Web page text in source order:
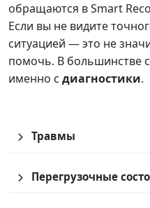
обращаются в Smart
Если вы не видите
ситуацией — это не
помочь. В большинстве
именно с диагностики.
Травмы
Перегрузочные